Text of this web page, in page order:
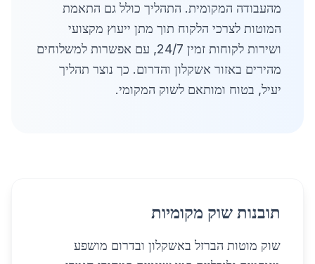
מהעבודה המקומית. התהליך כולל גם התאמת
המוטות לצרכי הלקוח תוך מתן ייעוץ מקצועי
ושירות לקוחות זמין 24/7, עם אפשרות למשלוחים
מהירים באזור אשקלון והדרום. כך נוצר תהליך
יעיל, בטוח ומותאם לשוק המקומי.
תובנות שוק מקומיות
שוק מוטות הברזל באשקלון ובדרום מושפע